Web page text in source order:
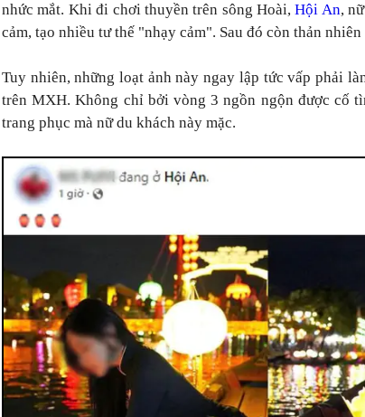
nhức mắt. Khi đi chơi thuyền trên sông Hoài,Hội An,
cảm, tạo nhiều tư thế "nhạy cảm". Sau đó còn thản
Tuy nhiên, những loạt ảnh này ngay lập tức vấp phải
trên MXH. Không chỉ bởi vòng 3 ngồn ngộn được cố
trang phục mà nữ du khách này mặc.